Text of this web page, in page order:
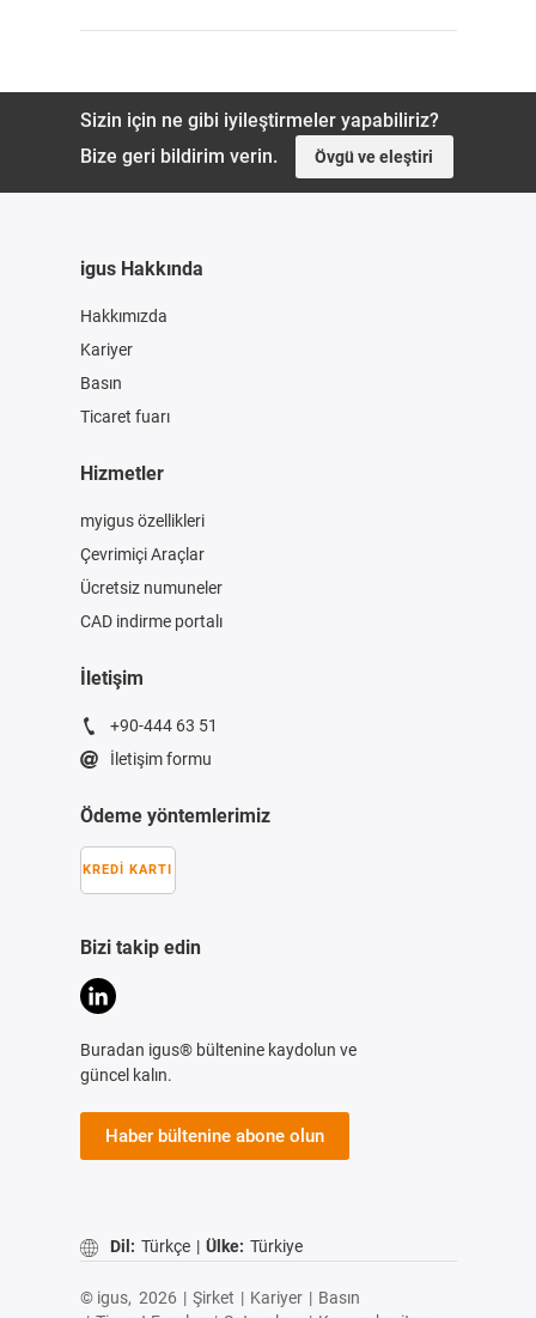
Sizin için ne gibi iyileştirmeler yapabiliriz?
Bize geri bildirim verin.
Övgü ve eleştiri
igus Hakkında
Hakkımızda
Kariyer
Basın
Ticaret fuarı
Hizmetler
myigus özellikleri
Çevrimiçi Araçlar
Ücretsiz numuneler
CAD indirme portalı
İletişim
+90-444 63 51
İletişim formu
Ödeme yöntemlerimiz
KREDI KARTI
Bizi takip edin
Buradan igus® bültenine kaydolun ve
güncel kalın.
Haber bültenine abone olun
Dil: Türkçe | Ülke: Türkiye
© igus, 2026 | Şirket | Kariyer | Basın